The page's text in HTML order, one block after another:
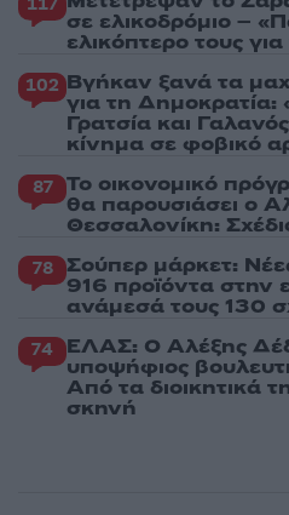
σε ελικοδρόμιο –
ελικόπτερο τους
102 Βγήκαν ξανά τα
για τη Δημοκρατία:
Γρατσία και
κίνημα σε φοβικό
87 Το οικονομικό
θα παρουσιάσει ο
Θεσσαλονίκη:
78 Σούπερ μάρκετ:
916 προϊόντα στην
ανάμεσά τους 130
74 ΕΛΑΣ: Ο Αλέξης
υποψήφιος
Από τα διοικητικά
σκηνή